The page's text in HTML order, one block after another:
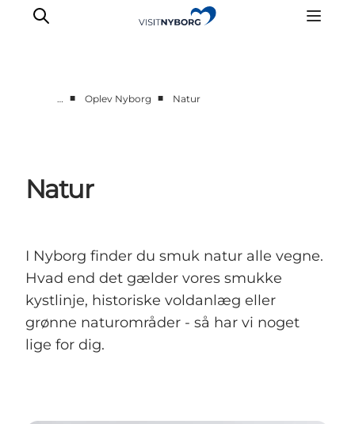
Det sker i Nyborg
Sprogø
Book & køb
… ■ Oplev Nyborg ■ Natur
Natur
I Nyborg finder du smuk natur alle vegne.
Hvad end det gælder vores smukke
kystlinje, historiske voldanlæg eller
grønne naturområder - så har vi noget
lige for dig.